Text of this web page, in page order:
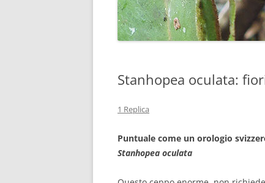
Stanhopea oculata:
1 Replica
Puntuale come un orologio
Stanhopea oculata